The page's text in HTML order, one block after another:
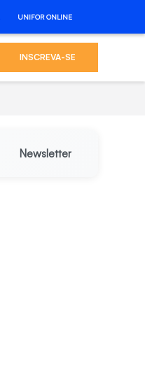
UNIFOR ONLINE
INSCREVA-SE
Newsletter